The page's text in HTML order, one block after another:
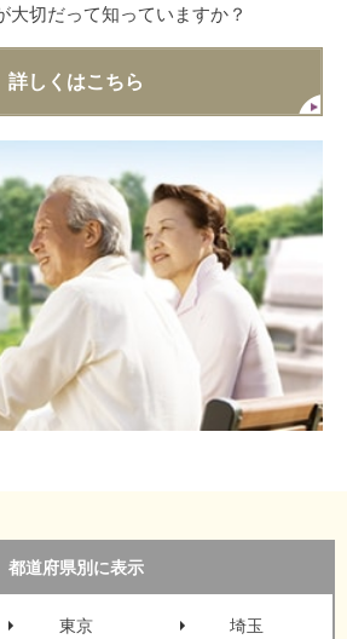
大切だって知っていますか？
詳しくはこちら
都道府県別に表示
東京 埼玉